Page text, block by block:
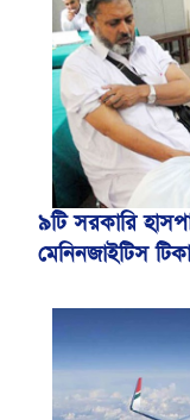
৯টি সরকারি
মেনিনজাইটিস টিকা